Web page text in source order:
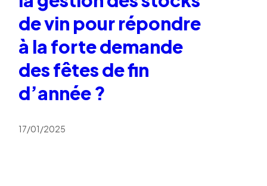
de vin pour répondre
à la forte demande
des fêtes de fin
d’année ?
17/01/2025